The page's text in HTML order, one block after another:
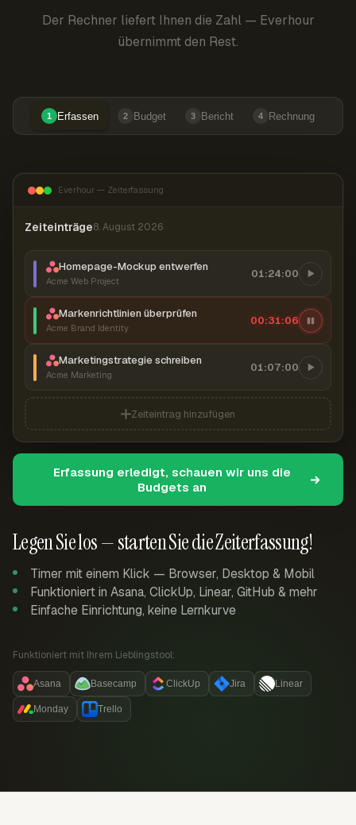
Der Rechner liefert Ihnen die Zahl — Everhour
übernimmt den Rest.
1 Erfassen 2 Budget 3 Bericht 4 Rechnung
Legen Sie los — starten Sie die Zeiterfassung!
Timer mit einem Klick — Browser, Desktop & Mobil
Funktioniert in Asana, ClickUp, Linear, GitHub & mehr
Einfache Einrichtung, keine Lernkurve
Funktioniert mit Ihrem Lieblingstool:
Asana Basecamp ClickUp Jira Linear
Monday Trello
Everhour — Zeiterfassung
Zeiteinträge8. August 2026
Homepage-Mockup entwerfen
Acme Web Project
01:24:00
Markenrichtlinien überprüfen
Acme Brand Identity
00:31:07
Marketingstrategie schreiben
Acme Marketing
01:07:00
Zeiteintrag hinzufügen
Erfassung erledigt, schauen wir uns die
Budgets an